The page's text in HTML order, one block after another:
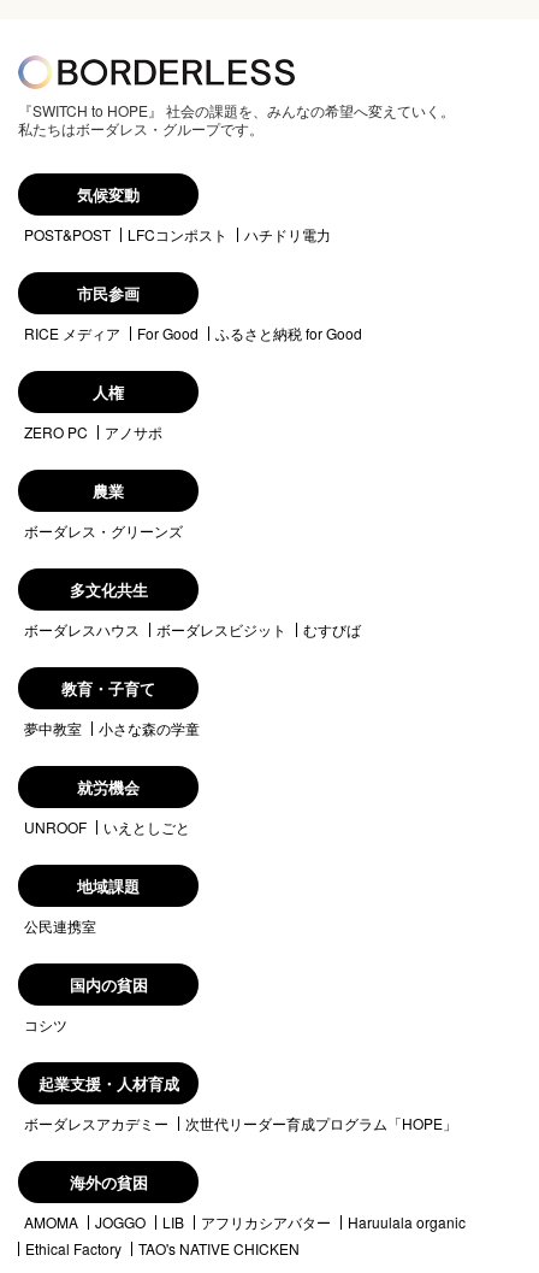
『SWITCH to HOPE』 社会の課題を、みんなの希望へ変えていく。
私たちはボーダレス・グループです。
気候変動
POST&POST LFCコンポスト ハチドリ電力
市民参画
RICE メディア For Good ふるさと納税 for Good
人権
ZERO PC アノサポ
農業
ボーダレス・グリーンズ
多文化共生
ボーダレスハウス ボーダレスビジット むすびば
教育・子育て
夢中教室 小さな森の学童
就労機会
UNROOF いえとしごと
地域課題
公民連携室
国内の貧困
コシツ
起業支援・人材育成
ボーダレスアカデミー 次世代リーダー育成プログラム「HOPE」
海外の貧困
AMOMA JOGGO LIB アフリカシアバター
Haruulala organic
Ethical Factory
TAO's NATIVE CHICKEN